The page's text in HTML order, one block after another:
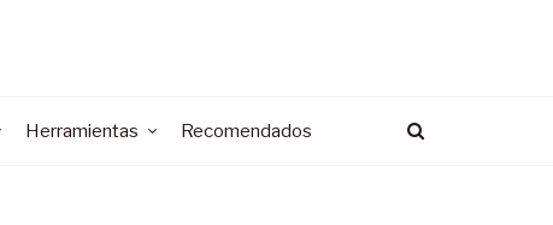
Herramientas Recomendados